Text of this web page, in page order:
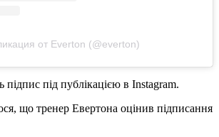
от Everton (@everton)
підпис під публікацією в Instagram.
що тренер Евертона оцінив підписання